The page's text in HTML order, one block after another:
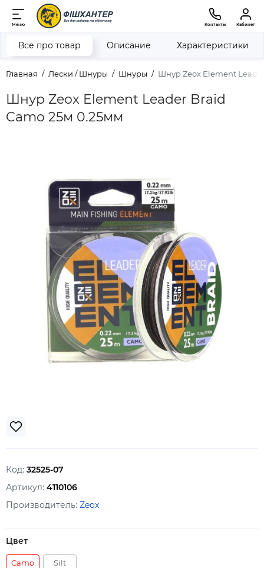
Меню Контакты Кабинет
Главная Лески / Шнуры Шнуры Шнур Zeox Element
Шнур Zeox Element Leader Braid
Camo 25м 0.25мм
Все про товар Описание Характеристики
Код: 32525-07
Артикул: 4110106
Производитель: Zeox
Цвет
Camo Silt